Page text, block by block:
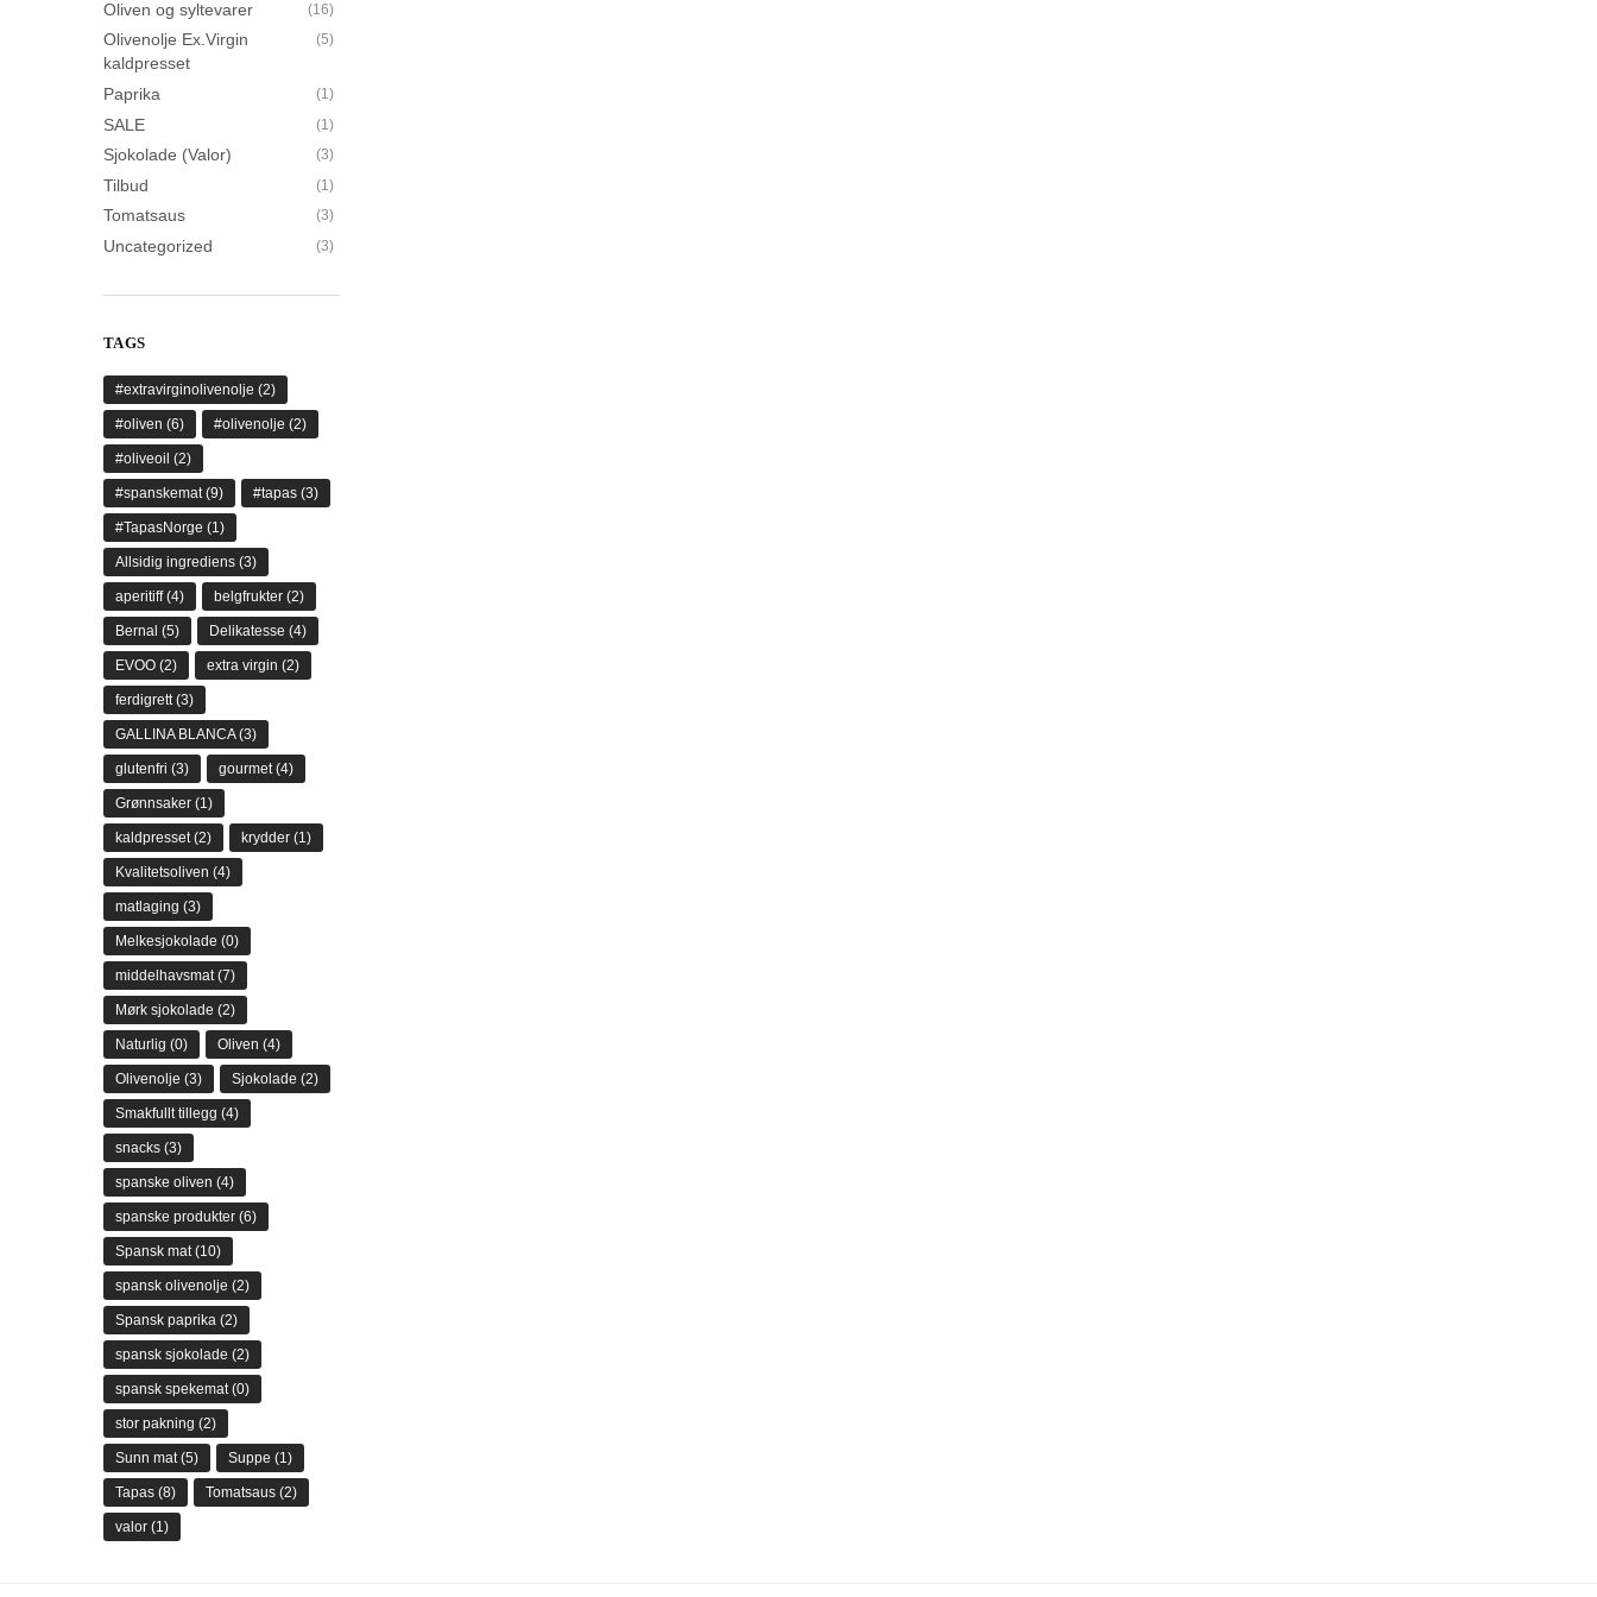
Oliven og syltevarer (16)
Olivenolje Ex.Virgin
kaldpresset
(5)
Paprika (1)
SALE (1)
Sjokolade (Valor) (3)
Tilbud (1)
Tomatsaus (3)
Uncategorized (3)
TAGS
#extravirginolivenolje (2)
#oliven (6) #olivenolje (2)
#oliveoil (2)
#spanskemat(9) #tapas (3)
#TapasNorge (1)
Allsidig ingrediens (3)
aperitiff(4) belgfrukter (2)
Bernal (5) Delikatesse (4)
EVOO (2) extra virgin (2)
ferdigrett(3)
GALLINA BLANCA(3)
glutenfri (3) gourmet(4)
Grønnsaker (1)
kaldpresset(2) krydder (1)
Kvalitetsoliven (4)
matlaging (3)
Melkesjokolade (0)
middelhavsmat(7)
Mørk sjokolade (2)
Naturlig (0) Oliven (4)
Olivenolje (3) Sjokolade (2)
Smakfullt tillegg (4)
snacks (3)
spanske oliven (4)
spanske produkter (6)
Spansk mat(10)
spansk olivenolje (2)
Spansk paprika (2)
spansk sjokolade (2)
spansk spekemat(0)
stor pakning (2)
Sunn mat(5) Suppe (1)
Tapas (8) Tomatsaus (2)
valor (1)